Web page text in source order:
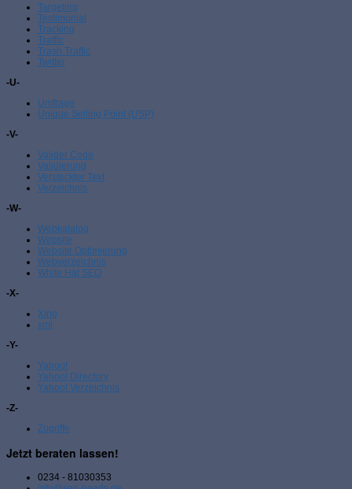
Targeting
Testimonial
Tracking
Traffic
Trash Traffic
Twitter
-U-
Umfrage
Unique Selling Point (USP)
-V-
Valider Code
Validierung
Versteckter Text
Verzeichnis
-W-
Webkatalog
Website
Website Optimierung
Webverzeichnis
White Hat SEO
-X-
Xing
xml
-Y-
Yahoo!
Yahoo! Directory
Yahoo! Verzeichnis
-Z-
Zugriffe
Jetzt beraten lassen!
0234 - 81030353